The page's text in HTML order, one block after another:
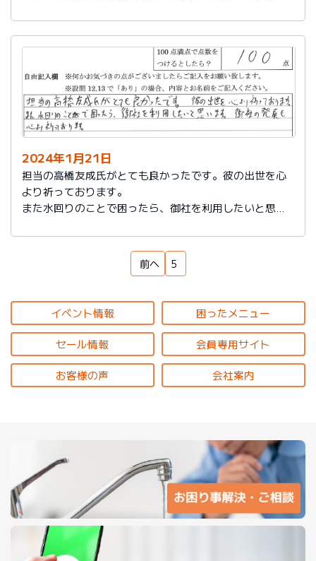
です。
来ていただいた方も対応もよく、こちらの話をしっかり
聞いてもらえるし、納得いっているかどうか確認された
ところが印象に残っています。ありがとうございまし
2024年1月21日
担当の高橋友成氏がとても良かったです。彼の出世を心
より祈っております。
また水回りのことで困ったら、御社を利用したいと思い
前へ 5
イベント情報 困ったメニュー
セール情報 会員専用サイト
お客様の声 会社案内